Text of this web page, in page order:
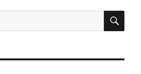
kalte